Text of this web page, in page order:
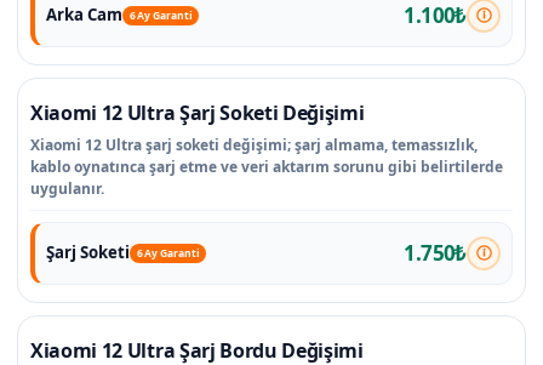
Arka Cam 6 Ay Garanti 1.100₺
Xiaomi 12 Ultra Şarj Soketi Değişimi
Xiaomi 12 Ultra şarj soketi değişimi; şarj almama, temassızlık,
kablo oynatınca şarj etme ve veri aktarım sorunu gibi belirtilerde
uygulanır.
Şarj Soketi 6 Ay Garanti 1.750₺
Xiaomi 12 Ultra Şarj Bordu Değişimi